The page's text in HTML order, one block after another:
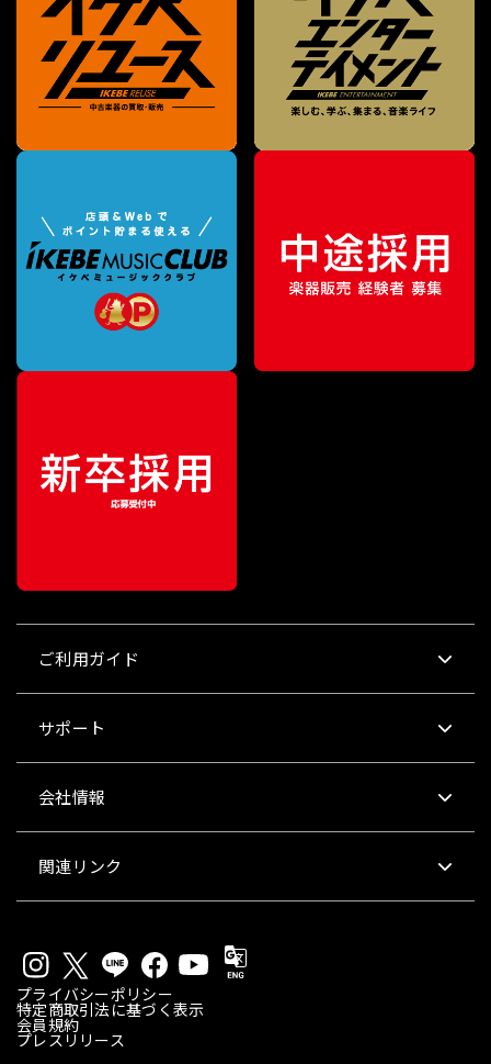
ご利用ガイド
サポート
会社情報
関連リンク
プライバシーポリシー
特定商取引法に基づく表示
会員規約
プレスリリース